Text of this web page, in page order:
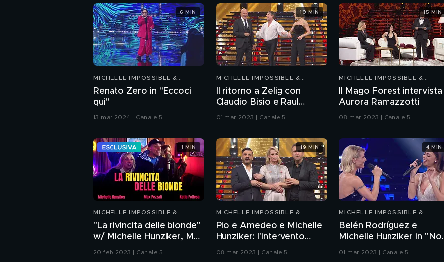
MICHELLE IMPOSSIBLE &
Renato Zero in "Eccoci
qui"
13 mar 2024 | Canale 5
6 MIN
MICHELLE IMPOSSIBLE &
Il ritorno a Zelig con
Claudio Bisio e Raul
01 mar 2023 | Canale 5
10 MIN
MICHELLE IMPOSSIBLE &
Il Mago Forest intervista
Aurora Ramazzotti
08 mar 2023 | Canale 5
15 MIN
MICHELLE IMPOSSIBLE &
"La rivincita delle bionde"
w/ Michelle Hunziker, Max
Pezzali e Katia Follesa
20 feb 2023 | Canale 5
1 MIN
MICHELLE IMPOSSIBLE &
Pio e Amedeo e Michelle
Hunziker: l'intervento
08 mar 2023 | Canale 5
19 MIN
MICHELLE IMPOSSIBLE &
FRIENDS
Belén Rodríguez e
Michelle Hunziker in
je ne regrette rien"
01 mar 2023 | Canale 5
4 MIN